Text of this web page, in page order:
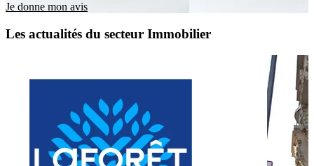
Je donne mon avis
Les actualités du secteur Immobilier